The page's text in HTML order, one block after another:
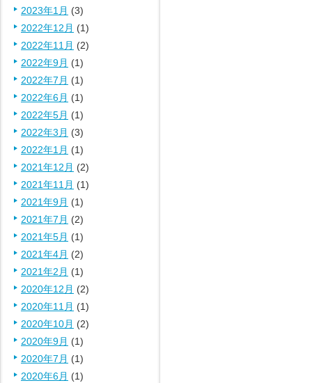
2023年1月 (3)
2022年12月 (1)
2022年11月 (2)
2022年9月 (1)
2022年7月 (1)
2022年6月 (1)
2022年5月 (1)
2022年3月 (3)
2022年1月 (1)
2021年12月 (2)
2021年11月 (1)
2021年9月 (1)
2021年7月 (2)
2021年5月 (1)
2021年4月 (2)
2021年2月 (1)
2020年12月 (2)
2020年11月 (1)
2020年10月 (2)
2020年9月 (1)
2020年7月 (1)
2020年6月 (1)